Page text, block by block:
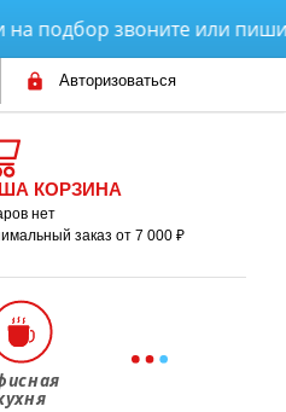
звоните или пишите!
Авторизоваться
КОРЗИНА
нет
заказ от 7 000 ₽